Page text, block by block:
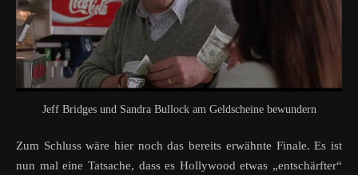
Jeff Bridges und Sandra Bullock am Geldscheine bewundern
Zum Schluss wäre hier noch das bereits erwähnte Finale. Es ist
nun mal eine Tatsache, dass es Hollywood etwas „entschärfter“